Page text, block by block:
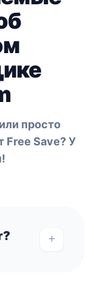
просто
Free Save? У